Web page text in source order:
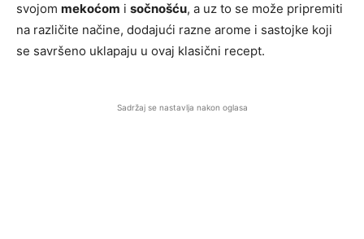
svojom mekoćom i sočnošću, a uz to se može pripremiti
na različite načine, dodajući razne arome i sastojke koji
se savršeno uklapaju u ovaj klasični recept.
Sadržaj se nastavlja nakon oglasa